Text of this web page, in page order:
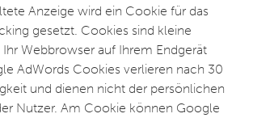
Anzeige wird ein Cookie für das
gesetzt. Cookies sind kleine
Ihr Webbrowser auf Ihrem Endgerät
AdWords Cookies verlieren nach 30
und dienen nicht der persönlichen
Nutzer. Am Cookie können Google